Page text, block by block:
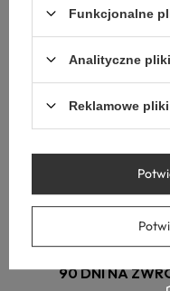
jest
GWARANCJA 5
90 DNI NA
Funkcjonalne
Analityczne
Reklamowe